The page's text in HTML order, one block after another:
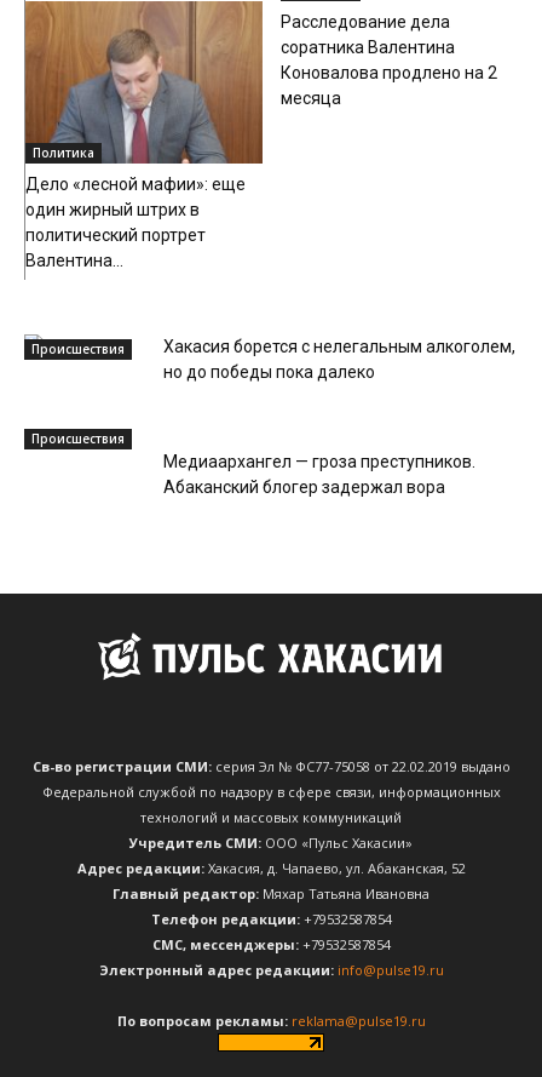
Политика
Дело «лесной мафии»: еще
один жирный штрих в
политический портрет
Валентина...
Расследование дела
соратника Валентина
Коновалова продлено на 2
месяца
Происшествия
Хакасия борется с нелегальным алкоголем,
но до победы пока далеко
Происшествия
Медиаархангел — гроза преступников.
Абаканский блогер задержал вора
Св-во регистрации СМИ:серия Эл № ФС77-75058 от 22.02.2019 выдано
Федеральной службой по надзору в сфере связи, информационных
технологий и массовых коммуникаций
Учредитель СМИ: ООО «Пульс Хакасии»
Адрес редакции:Хакасия, д. Чапаево, ул. Абаканская, 52
Главный редактор: Мяхар Татьяна Ивановна
Телефон редакции:+79532587854
CМС, мессенджеры:+79532587854
Электронный адрес редакции: info@pulse19.ru
По вопросам рекламы: reklama@pulse19.ru